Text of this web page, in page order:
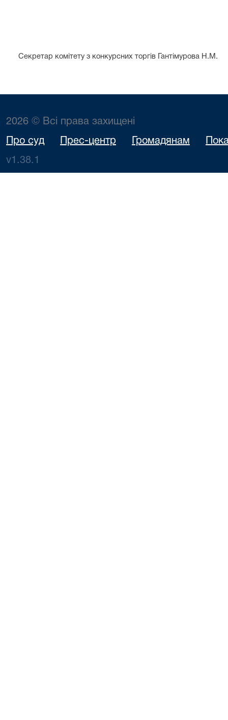
Секретар комітету з конкурсних торгів Гантімурова
2026 © Всі права захищені
Про суд Прес-центр Громадянам
v1.38.1